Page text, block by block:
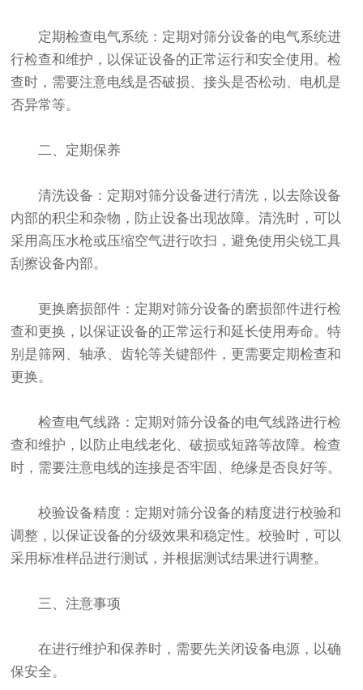
定期检查电气系统：定期对筛分设备的电气系统进
行检查和维护，以保证设备的正常运行和安全使用。检
查时，需要注意电线是否破损、接头是否松动、电机是
否异常等。
二、定期保养
清洗设备：定期对筛分设备进行清洗，以去除设备
内部的积尘和杂物，防止设备出现故障。清洗时，可以
采用高压水枪或压缩空气进行吹扫，避免使用尖锐工具
刮擦设备内部。
更换磨损部件：定期对筛分设备的磨损部件进行检
查和更换，以保证设备的正常运行和延长使用寿命。特
别是筛网、轴承、齿轮等关键部件，更需要定期检查和
更换。
检查电气线路：定期对筛分设备的电气线路进行检
查和维护，以防止电线老化、破损或短路等故障。检查
时，需要注意电线的连接是否牢固、绝缘是否良好等。
校验设备精度：定期对筛分设备的精度进行校验和
调整，以保证设备的分级效果和稳定性。校验时，可以
采用标准样品进行测试，并根据测试结果进行调整。
三、注意事项
在进行维护和保养时，需要先关闭设备电源，以确
保安全。